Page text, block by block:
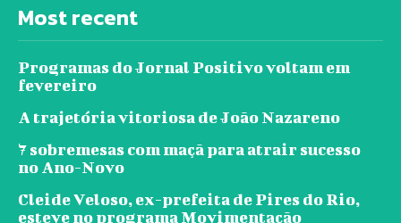
Most recent
Programas do Jornal Positivo voltam em
fevereiro
A trajetória vitoriosa de João Nazareno
7 sobremesas com maçã para atrair sucesso
no Ano-Novo
Cleide Veloso, ex-prefeita de Pires do Rio,
esteve no programa Movimentação